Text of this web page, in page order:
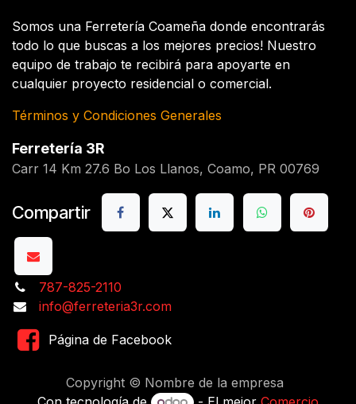
Somos una Ferretería Coameña donde encontrarás
todo lo que buscas a los mejores precios! Nuestro
equipo de trabajo te recibirá para apoyarte en
cualquier proyecto residencial o comercial.
Términos y Condiciones Generales
Ferretería 3R
Carr 14 Km 27.6 Bo Los Llanos, Coamo, PR 00769
Compartir
787-825-2110
info@ferreteria3r.com
Página de Facebook
Copyright © Nombre de la empresa